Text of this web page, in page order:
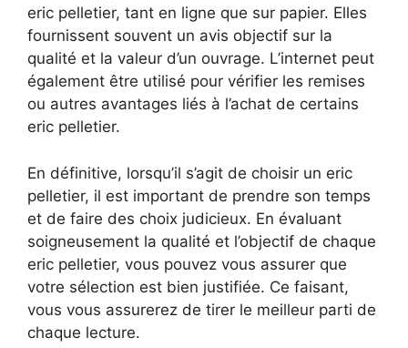
eric pelletier, tant en ligne que sur papier. Elles
fournissent souvent un avis objectif sur la
qualité et la valeur d’un ouvrage. L’internet peut
également être utilisé pour vérifier les remises
ou autres avantages liés à l’achat de certains
eric pelletier.
En définitive, lorsqu’il s’agit de choisir un eric
pelletier, il est important de prendre son temps
et de faire des choix judicieux. En évaluant
soigneusement la qualité et l’objectif de chaque
eric pelletier, vous pouvez vous assurer que
votre sélection est bien justifiée. Ce faisant,
vous vous assurerez de tirer le meilleur parti de
chaque lecture.